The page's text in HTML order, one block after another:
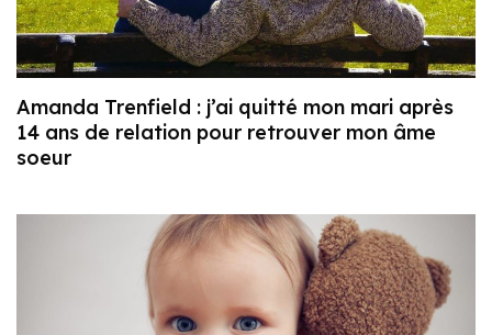
Amanda Trenfield : j’ai quitté mon mari après
14 ans de relation pour retrouver mon âme
soeur